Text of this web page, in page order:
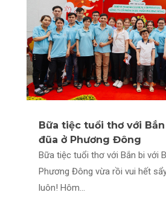
Bữa tiệc tuổi thơ với
đũa ở Phương Đông
Bữa tiệc tuổi thơ với Bắn bi với
Phương Đông vừa rồi vui hết
luôn! Hôm...